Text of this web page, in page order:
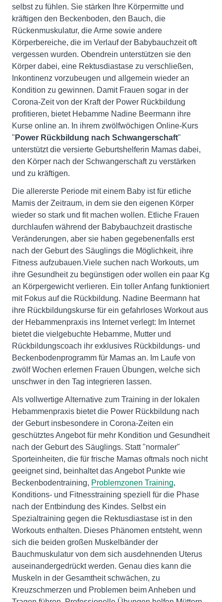
selbst zu fühlen. Sie stärken Ihre Körpermitte und
kräftigen den Beckenboden, den Bauch, die
Rückenmuskulatur, die Arme sowie andere
Körperbereiche, die im Verlauf der Babybauchzeit oft
vergessen wurden. Obendrein unterstützen sie den
Körper dabei, eine Rektusdiastase zu verschließen,
Inkontinenz vorzubeugen und allgemein wieder an
Kondition zu gewinnen. Damit Frauen sogar in der
Corona-Zeit von der Kraft der Power Rückbildung
profitieren, bietet Hebamme Nadine Beermann ihre
Kurse online an. In ihrem zwölfwöchigen Online-Kurs
" Power Rückbildung nach Schwangerschaft"
unterstützt die versierte Geburtshelferin Mamas dabei,
den Körper nach der Schwangerschaft zu verstärken
und zu kräftigen.
Die allererste Periode mit einem Baby ist für etliche
Mamis der Zeitraum, in dem sie den eigenen Körper
wieder so stark und fit machen wollen. Etliche Frauen
durchlaufen während der Babybauchzeit drastische
Veränderungen, aber sie haben gegebenenfalls erst
nach der Geburt des Säuglings die Möglichkeit, ihre
Fitness aufzubauen.Viele suchen nach Workouts, um
ihre Gesundheit zu begünstigen oder wollen ein paar Kg
an Körpergewicht verlieren. Ein toller Anfang funktioniert
mit Fokus auf die Rückbildung. Nadine Beermann hat
ihre Rückbildungskurse für ein gefahrloses Workout aus
der Hebammenpraxis ins Internet verlegt: Im Internet
bietet die vielgebuchte Hebamme, Mutter und
Rückbildungscoach ihr exklusives Rückbildungs- und
Beckenbodenprogramm für Mamas an. Im Laufe von
zwölf Wochen erlernen Frauen Übungen, welche sich
unschwer in den Tag integrieren lassen.
Als vollwertige Alternative zum Training in der lokalen
Hebammenpraxis bietet die Power Rückbildung nach
der Geburt insbesondere in Corona-Zeiten ein
geschütztes Angebot für mehr Kondition und Gesundheit
nach der Geburt des Säuglings. Statt "normaler"
Sporteinheiten, die für frische Mamas oftmals noch nicht
geeignet sind, beinhaltet das Angebot Punkte wie
Beckenbodentraining, Problemzonen Training,
Konditions- und Fitnesstraining speziell für die Phase
nach der Entbindung des Kindes. Selbst ein
Spezialtraining gegen die Rektusdiastase ist in den
Workouts enthalten. Dieses Phänomen entsteht, wenn
sich die beiden großen Muskelbänder der
Bauchmuskulatur von dem sich ausdehnenden Uterus
auseinandergedrückt werden. Genau dies kann die
Muskeln in der Gesamtheit schwächen, zu
Kreuzschmerzen und Problemen beim Anheben und